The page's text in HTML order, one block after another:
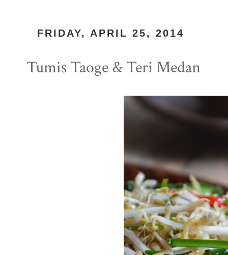
FRIDAY, APRIL 25, 2014
Tumis Taoge & Teri Medan